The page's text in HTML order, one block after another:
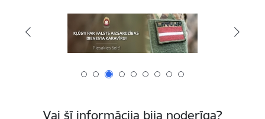
Vai šī informācija bija noderīga?